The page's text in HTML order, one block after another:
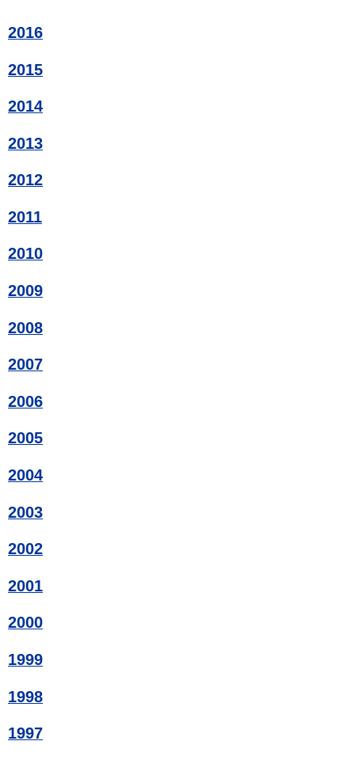
2016
2015
2014
2013
2012
2011
2010
2009
2008
2007
2006
2005
2004
2003
2002
2001
2000
1999
1998
1997